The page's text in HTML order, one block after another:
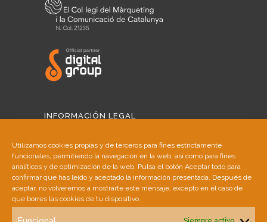
Utilizamos cookies propias y de terceros para fines estrictamente
funcionales, permitiendo la navegación en la web, así como para fines
analíticos y de optimización de la web. Pulsa el botón Aceptar todo para
confirmar que has leído y aceptado la información presentada. Después de
aceptar, no volveremos a mostrarte este mensaje, excepto en el caso de
que borres las cookies de tu dispositivo.
INFORMACIÓN LEGAL
Política de Cookies
Política de Privacidad